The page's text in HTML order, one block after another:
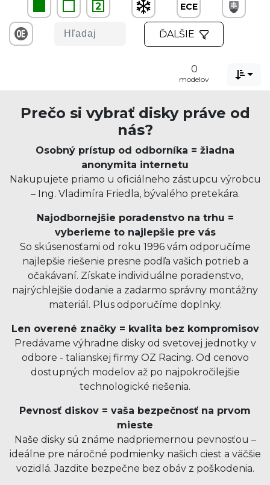
2 ECE
ĎALŠIE
0
modelov 
Prečo si vybrať disky práve od
nás?
Osobný prístup od odborníka = žiadna
anonymita internetu
Nakupujete priamo u oficiálneho zástupcu výrobcu
– Ing. Vladimíra Friedla, bývalého pretekára.
Najodbornejšie poradenstvo na trhu =
vyberieme to najlepšie pre vás
So skúsenosťami od roku 1996 vám odporučíme
najlepšie riešenie presne podľa vašich potrieb a
očakávaní. Získate individuálne poradenstvo,
najrýchlejšie dodanie a zadarmo správny montážny
materiál. Plus odporučíme doplnky.
Len overené značky = kvalita bez kompromisov
Predávame výhradne disky od svetovej jednotky v
odbore - talianskej firmy OZ Racing. Od cenovo
dostupných modelov až po najpokročilejšie
technologické riešenia.
Pevnosť diskov = vaša bezpečnosť na prvom
mieste
Naše disky sú známe nadpriemernou pevnosťou –
ideálne pre náročné podmienky našich ciest a väčšie
vozidlá. Jazdite bezpečne bez obáv z poškodenia.